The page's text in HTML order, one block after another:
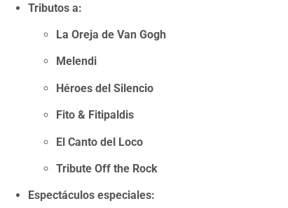
Tributos a:
La Oreja de Van Gogh
Melendi
Héroes del Silencio
Fito & Fitipaldis
El Canto del Loco
Tribute Off the Rock
Espectáculos especiales: